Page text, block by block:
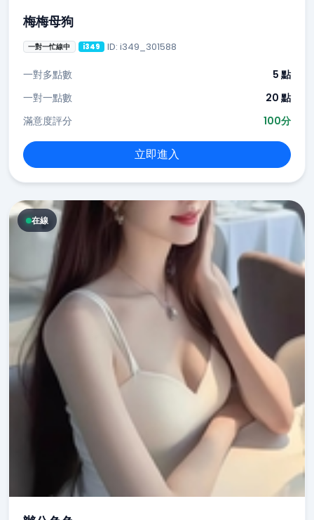
梅梅母狗
一對一忙線中 i349 ID: i349_301588
一對多點數
5 點
一對一點數
20 點
滿意度評分
100分
立即進入
在線